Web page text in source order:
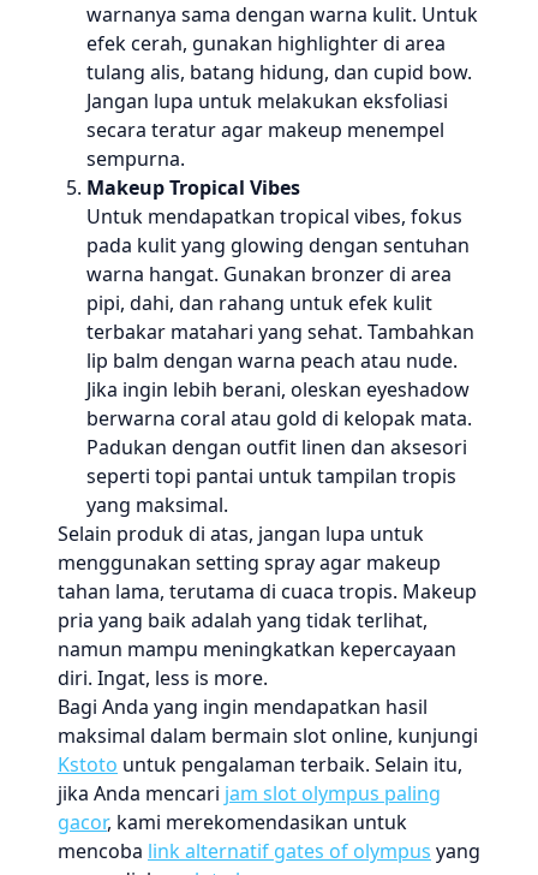
warnanya sama dengan warna kulit. Untuk
efek cerah, gunakan highlighter di area
tulang alis, batang hidung, dan cupid bow.
Jangan lupa untuk melakukan eksfoliasi
secara teratur agar makeup menempel
sempurna.
Makeup Tropical Vibes
Untuk mendapatkan tropical vibes, fokus
pada kulit yang glowing dengan sentuhan
warna hangat. Gunakan bronzer di area
pipi, dahi, dan rahang untuk efek kulit
terbakar matahari yang sehat. Tambahkan
lip balm dengan warna peach atau nude.
Jika ingin lebih berani, oleskan eyeshadow
berwarna coral atau gold di kelopak mata.
Padukan dengan outfit linen dan aksesori
seperti topi pantai untuk tampilan tropis
yang maksimal.
Selain produk di atas, jangan lupa untuk
menggunakan setting spray agar makeup
tahan lama, terutama di cuaca tropis. Makeup
pria yang baik adalah yang tidak terlihat,
namun mampu meningkatkan kepercayaan
diri. Ingat, less is more.
Bagi Anda yang ingin mendapatkan hasil
maksimal dalam bermain slot online, kunjungi
Kstoto untuk pengalaman terbaik. Selain itu,
jika Anda mencari jam slot olympus paling
gacor, kami merekomendasikan untuk
mencoba link alternatif gates of olympus yang